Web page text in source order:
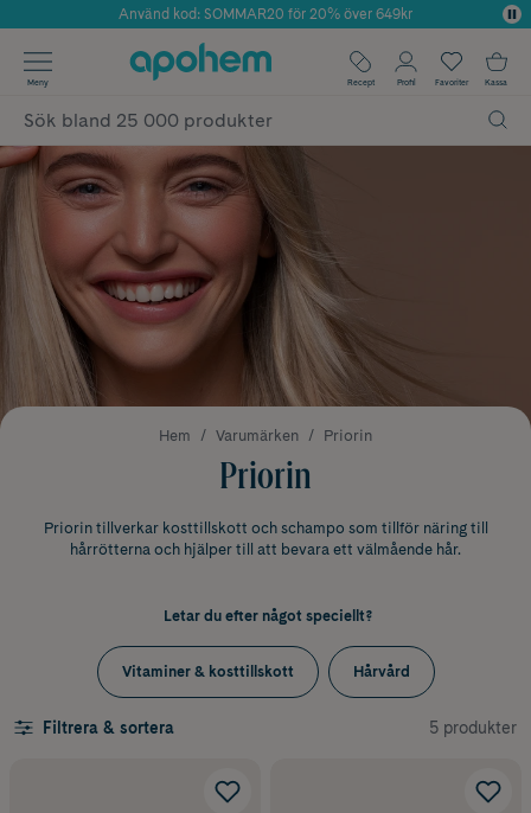
Årets Butik 2025 inom Skönhet
Använd kod: SOMMAR20 för 20% över 649kr
✓ Fri frakt
✓ Poäng på alla köp*
Meny Recept Profil Favoriter Kassa
Hem Varumärken Priorin
Priorin
Priorin tillverkar kosttillskott och schampo som tillför näring till
hårrötterna och hjälper till att bevara ett välmående hår.
Letar du efter något speciellt?
Vitaminer & kosttillskott Hårvård
Filtrera & sortera 5 produkter